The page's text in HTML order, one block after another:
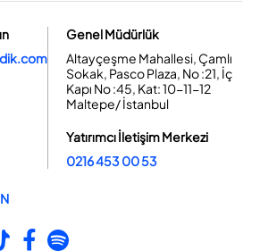
Genel Müdürlük
Altayçeşme Mahallesi, Çamlı
Sokak, Pasco Plaza, No :21, İç
Kapı No :45, Kat: 10-11-12
Maltepe/ İstanbul
Yatırımcı İletişim Merkezi
0216 453 00 53